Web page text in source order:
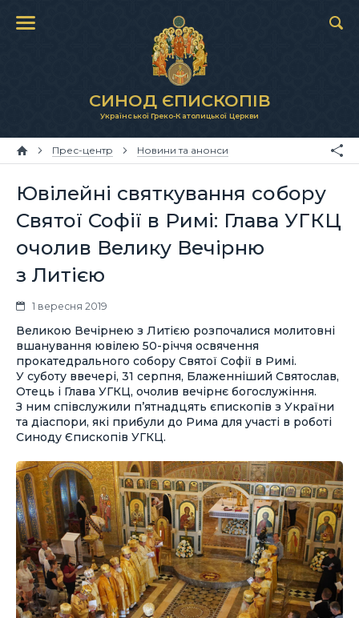
СИНОД ЄПИСКОПІВ
Української Греко-Католицької Церкви
Прес-центр Новини та анонси
Ювілейні святкування собору
Святої Софії в Римі: Глава УГКЦ
очолив Велику Вечірню
з Литією
1 вересня 2019
Великою Вечірнею з Литією розпочалися молитовні
вшанування ювілею 50-річчя освячення
прокатедрального собору Святої Софії в Римі.
У суботу ввечері, 31 серпня, Блаженніший Святослав,
Отець і Глава УГКЦ, очолив вечірнє богослужіння.
З ним співслужили п’ятнадцять єпископів з України
та діаспори, які прибули до Рима для участі в роботі
Синоду Єпископів УГКЦ.